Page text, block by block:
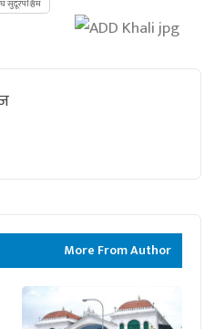
सुदूरपश्चिम
More From Author